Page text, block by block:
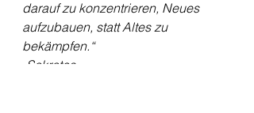
darauf zu konzentrieren, Neues
aufzubauen, statt Altes zu
bekämpfen.“
-Sokrates-